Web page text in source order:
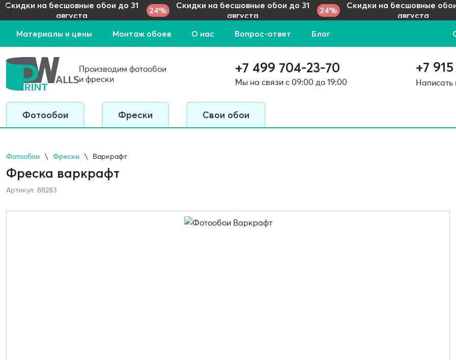
Скидки на бесшовные обои до 31
августа
24%
Скидки на бесшовные обои до 31
августа
24%
Скидки на бесшовные
августа
Материалы и цены Монтаж обоев О нас Вопрос-ответ Блог
Производим фотообои
и фрески
+7 499 704-23-70
Мы на связи с 09:00 до 19:00
+7
Написать
Фотообои Фрески Свои обои
Фотообои Фрески Варкрафт
Фреска варкрафт
Артикул: 88283